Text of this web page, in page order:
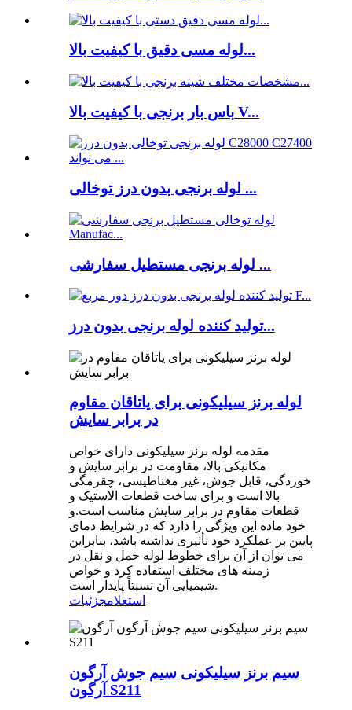
لوله مسی دقیق با کیفیت بالا...
باس بار برنجی با کیفیت بالا V...
لوله برنجی بدون درز توخالی ...
لوله برنجی مستطیل سفارشی ...
تولید کننده لوله برنجی بدون درز...
لوله برنز سیلیکونی برای یاتاقان مقاوم
در برابر سایش
مقدمه لوله برنز سیلیکونی دارای خواص
مکانیکی بالا، مقاومت در برابر سایش و
خوردگی، قابل جوش، غیر مغناطیسی، چقرمگی
بالا است و برای ساخت قطعات الاستیک و
قطعات مقاوم در برابر سایش مناسب است.و
خود ماده این ویژگی را دارد که در شرایط دمای
پایین بر عملکرد خود تأثیری نداشته باشد، بنابراین
می توان از آن برای خطوط لوله حمل و نقل در
زمینه های مختلف استفاده کرد و خواص
شیمیایی آن نسبتاً پایدار است.
استعلامجزئیات
سیم برنز سیلیکونی سیم جوش آرگون
آرگون S211